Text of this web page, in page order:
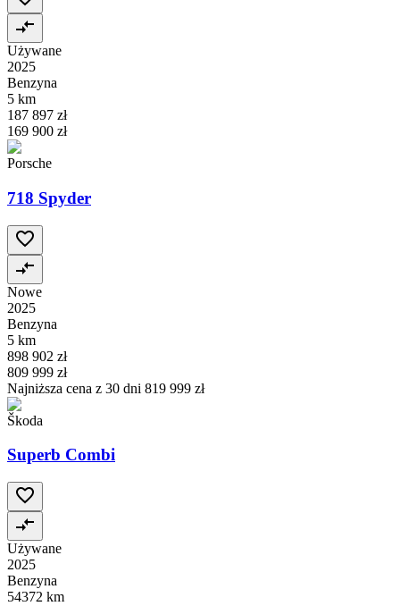
Używane
2025
Benzyna
5 km
187 897 zł
169 900 zł
Porsche
718 Spyder
Nowe
2025
Benzyna
5 km
898 902 zł
809 999 zł
Najniższa cena z 30 dni 819 999 zł
Škoda
Superb Combi
Używane
2025
Benzyna
54372 km